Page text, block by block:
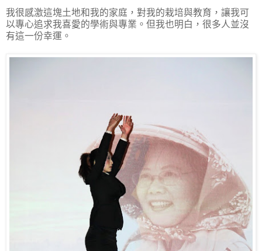
我很感激這塊土地和我的家庭，對我的栽培與教育，讓我可
以專心追求我喜愛的學術與專業。但我也明白，很多人並沒
有這一份幸運。